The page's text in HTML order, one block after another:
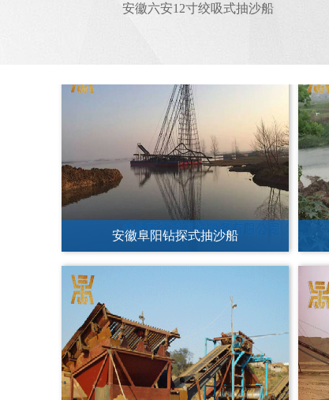
安徽六安12寸绞吸式抽沙船
安徽阜阳钻探式抽沙船
旱地选铁系列